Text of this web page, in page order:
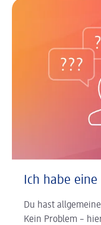
Ich habe
Du hast
Kein Problem –